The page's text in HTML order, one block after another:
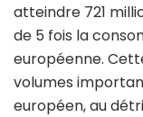
atteindre 721
de 5 fois la
européenne.
volumes
européen, au